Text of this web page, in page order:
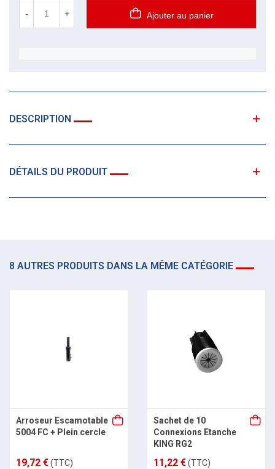
- + Ajouter au panier
DESCRIPTION
DÉTAILS DU PRODUIT
8 AUTRES PRODUITS DANS LA MÊME CATÉGORIE
Arroseur Escamotable
5004 FC + Plein cercle
19,72 €(TTC)
Sachet de 10
Connexions Etanche
KING RG2
11,22 €(TTC)